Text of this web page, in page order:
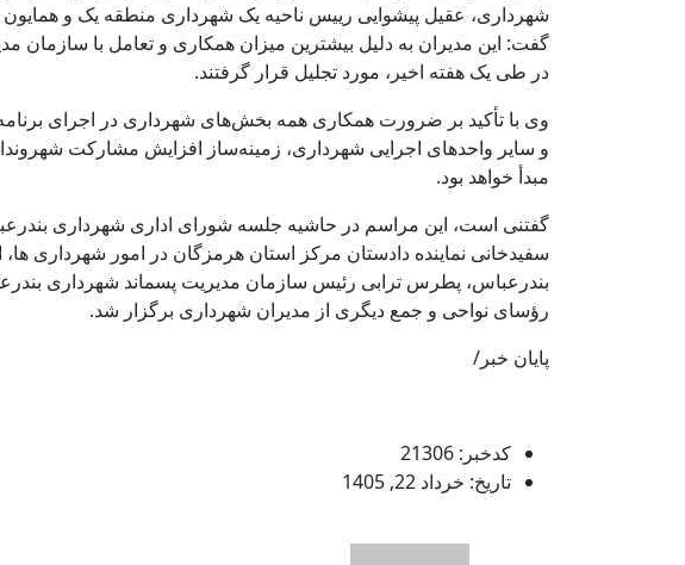
شهرداری، عقیل پیشوایی رییس ناحیه یک شهرداری منطقه یک و
گفت: این مدیران به دلیل بیشترین میزان همکاری و تعامل با سازمان
در طی یک هفته اخیر، مورد تجلیل قرار گرفتند.
وی با تأکید بر ضرورت همکاری همه بخش‌های شهرداری در اجرای
و سایر واحدهای اجرایی شهرداری، زمینه‌ساز افزایش مشارکت
مبدأ خواهد بود.
گفتنی است، این مراسم در حاشیه جلسه شورای اداری شهرداری
سفیدخانی نماینده دادستان مرکز استان هرمزگان در امور شهرداری
بندرعباس، پطرس ترابی رئیس سازمان مدیریت پسماند شهرداری
رؤسای نواحی و جمع دیگری از مدیران شهرداری برگزار شد.
پایان خبر/
کدخبر: 21306
تاریخ: خرداد 22, 1405